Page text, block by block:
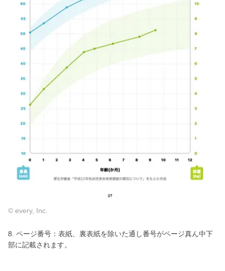
© every, Inc.
8. ページ番号：表紙、裏表紙を除いた通し番号がページ真ん中下
部に記載されます。